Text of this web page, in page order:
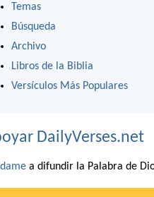
Temas
Búsqueda
Archivo
Libros de la Biblia
Versículos Más Populares
DailyVerses.net
a difundir la Palabra de